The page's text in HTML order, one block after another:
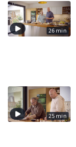
26 min
25 min